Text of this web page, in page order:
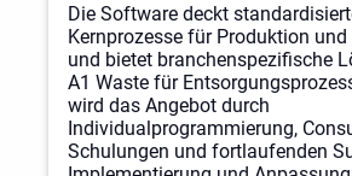
Die Software deckt
Kernprozesse für Produktion
und bietet branchenspezifische
A1 Waste für
wird das Angebot durch
Individualprogrammierung,
Schulungen und fortlaufenden